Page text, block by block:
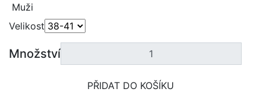
Muži
Velikost
Množství
PŘIDAT DO KOŠÍKU